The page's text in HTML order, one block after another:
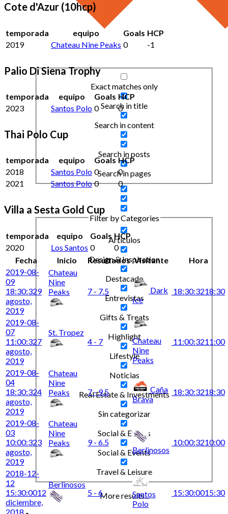
Exact matches only
Search in title
Search in content
Search in posts
Search in pages
Filter by Categories
Artículos
Design & Inspiration
Destacado
Entrevistas
Gifts & Treats
Highlight
Lifestyle
Noticias
Real Estate & Investments
Sin categorizar
Social & Events
Social & Events
Travel & Leisure
More results...
Cote d'Azur (10hcp)
temporada equipo Goals HCP
2019
Chateau Nine Peaks 0 -1
Palio Di Siena Trophy
temporada equipo Goals HCP
2023
Santos Polo 0 0
Thai Polo Cup
temporada equipo Goals HCP
2018
Santos Polo 0
0
2021
Santos Polo 0 0
Villa a Sesta Gold Cup
temporada equipo Goals HCP
2020
Los Santos 0
0
Fecha
Inicio Resultados Visitante
Hora
2019-08-
09
18:30:329
agosto,
2019
Chateau
Nine
Peaks
7 - 7.5
Dark
Ice
18:30:3218:30
2019-08-
07
11:00:327
agosto,
2019
St. Tropez
4 - 7
Chateau
Nine
Peaks
11:00:3211:00
2019-08-
04
18:30:324
agosto,
2019
Chateau
Nine
Peaks
7 - 9.5
Caña
Brava
18:30:3218:30
2019-08-
03
10:00:323
agosto,
2019
Chateau
Nine
Peaks
9 - 6.5
Berlinosos
10:00:3210:00
2018-12-
12
15:30:0012
diciembre,
2018
Berlinosos
5 - 6
Santos
Polo
15:30:0015:30